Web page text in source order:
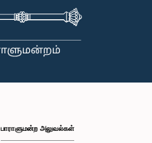
பாராளுமன்ற அலுவல்கள்